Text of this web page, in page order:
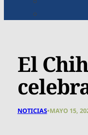
El
NOTICIAS•MAYO 15,